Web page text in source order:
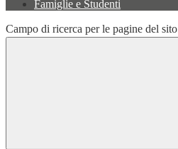
Famiglie e Studenti
Campo di ricerca per le pagine del sito